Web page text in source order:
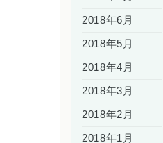
2018年6月
2018年5月
2018年4月
2018年3月
2018年2月
2018年1月